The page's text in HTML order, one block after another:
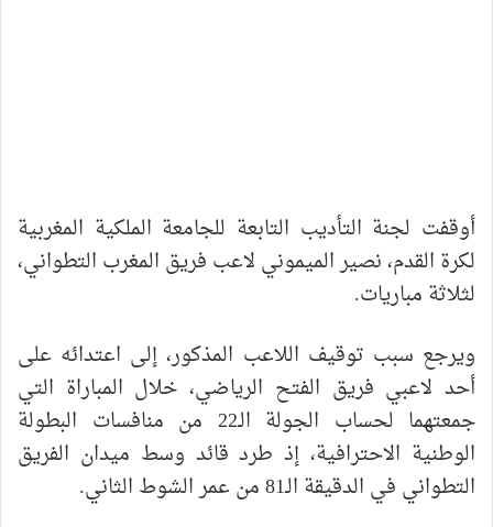
أوقفت لجنة التأديب التابعة للجامعة الملكية المغربية
لكرة القدم، نصير الميموني لاعب فريق المغرب التطواني،
لثلاثة مباريات.
ويرجع سبب توقيف اللاعب المذكور، إلى اعتدائه على
أحد لاعبي فريق الفتح الرياضي، خلال المباراة التي
جمعتهما لحساب الجولة الـ22 من منافسات البطولة
الوطنية الاحترافية، إذ طرد قائد وسط ميدان الفريق
التطواني في الدقيقة الـ81 من عمر الشوط الثاني.